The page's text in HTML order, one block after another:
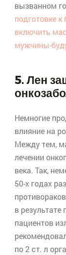
вызванном
подготовке
включить
мужчины-
5. Лен
Немногие
влияние на
Между тем,
лечении
века. Так,
50-х годах
в результате
пациентов
по 2 ст. л